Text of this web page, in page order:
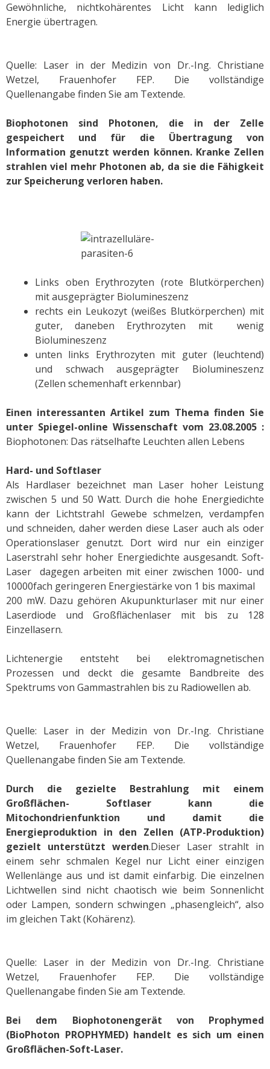
Gewöhnliche, nichtkohärentes Licht kann lediglich
Energie übertragen.
Quelle: Laser in der Medizin von Dr.-Ing. Christiane
Wetzel, Frauenhofer FEP. Die vollständige
Quellenangabe finden Sie am Textende.
Biophotonen sind Photonen, die in der Zelle
gespeichert und für die Übertragung von
Information genutzt werden können. Kranke Zellen
strahlen viel mehr Photonen ab, da sie die Fähigkeit
zur Speicherung verloren haben.
Links oben Erythrozyten (rote Blutkörperchen)
mit ausgeprägter Biolumineszenz
rechts ein Leukozyt (weißes Blutkörperchen) mit
guter, daneben Erythrozyten mit wenig
Biolumineszenz
unten links Erythrozyten mit guter (leuchtend)
und schwach ausgeprägter Biolumineszenz
(Zellen schemenhaft erkennbar)
Einen interessanten Artikel zum Thema finden Sie
unter Spiegel-online Wissenschaft vom 23.08.2005 :
Biophotonen: Das rätselhafte Leuchten allen Lebens
Hard- und Softlaser
Als Hardlaser bezeichnet man Laser hoher Leistung
zwischen 5 und 50 Watt. Durch die hohe Energiedichte
kann der Lichtstrahl Gewebe schmelzen, verdampfen
und schneiden, daher werden diese Laser auch als oder
Operationslaser genutzt. Dort wird nur ein einziger
Laserstrahl sehr hoher Energiedichte ausgesandt. Soft-
Laser dagegen arbeiten mit einer zwischen 1000- und
10000fach geringeren Energiestärke von 1 bis maximal
200 mW. Dazu gehören Akupunkturlaser mit nur einer
Laserdiode und Großflächenlaser mit bis zu 128
Einzellasern.
Lichtenergie entsteht bei
elektromagnetischen
Prozessen und deckt die gesamte Bandbreite des
Spektrums von Gammastrahlen bis zu Radiowellen ab.
Quelle: Laser in der Medizin von Dr.-Ing. Christiane
Wetzel, Frauenhofer FEP. Die vollständige
Quellenangabe finden Sie am Textende.
Durch die gezielte Bestrahlung mit einem
Großflächen- Softlaser kann die
Mitochondrienfunktion und damit die
Energieproduktion in den Zellen (ATP-Produktion)
gezielt unterstützt werden.Dieser Laser strahlt in
einem sehr schmalen Kegel nur Licht einer einzigen
Wellenlänge aus und ist damit einfarbig. Die einzelnen
Lichtwellen sind nicht chaotisch wie beim Sonnenlicht
oder Lampen, sondern schwingen „phasengleich“, also
im gleichen Takt (Kohärenz).
Quelle: Laser in der Medizin von Dr.-Ing. Christiane
Wetzel, Frauenhofer FEP. Die vollständige
Quellenangabe finden Sie am Textende.
Bei dem Biophotonengerät von Prophymed
(BioPhoton PROPHYMED) handelt es sich um einen
Großflächen-Soft-Laser.